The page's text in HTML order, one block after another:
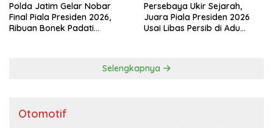
Polda Jatim Gelar Nobar
Final Piala Presiden 2026,
Ribuan Bonek Padati
Persebaya Ukir Sejarah,
Juara Piala Presiden 2026
Usai Libas Persib di Adu
Selengkapnya
Otomotif